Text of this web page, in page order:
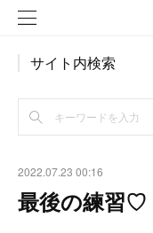
サイト内検索
2022.07.23 00:16
最後の練習♡